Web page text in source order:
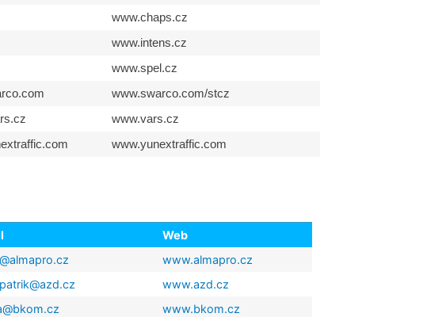
www.chaps.cz
www.intens.cz
www.spel.cz
www.swarco.com/stcz
www.vars.cz
www.yunextraffic.com
Web
www.almapro.cz
www.azd.cz
www.bkom.cz